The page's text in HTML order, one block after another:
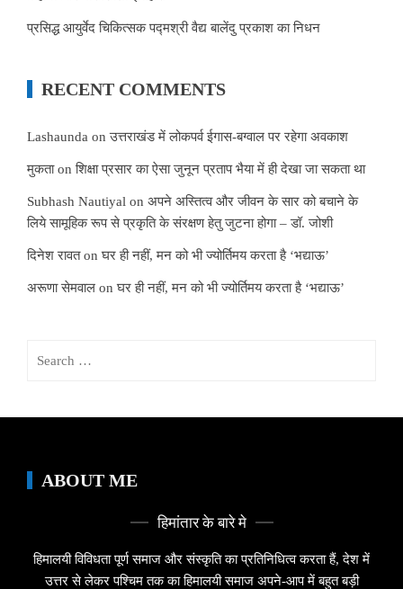
प्रसिद्ध आयुर्वेद चिकित्सक पद्मश्री वैद्य बालेंदु प्रकाश का निधन
RECENT COMMENTS
Lashaunda onउत्तराखंड में लोकपर्व ईगास-बग्वाल पर रहेगा अवकाश
मुकताonशिक्षा प्रसार का ऐसा जुनून प्रताप भैया में ही देखा जा सकता था
Subhash Nautiyal on अपने अस्तित्व और जीवन के सार को बचाने के
लिये सामूहिक रूप से प्रकृति के संरक्षण हेतु जुटना होगा – डॉ. जोशी
दिनेश रावतonघर ही नहीं, मन को भी ज्योर्तिमय करता है ‘भद्याऊ’
अरूणा सेमवाल onघर ही नहीं, मन को भी ज्योर्तिमय करता है ‘भद्याऊ’
ABOUT ME
हिमांतार के बारे मे
हिमालयी विविधता पूर्ण समाज और संस्कृति का प्रतिनिधित्व करता हैं, देश में
उत्तर से लेकर पश्चिम तक का हिमालयी समाज अपने-आप में बहुत बड़ी